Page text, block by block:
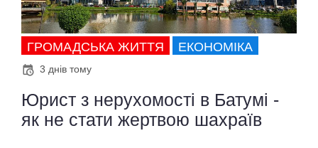
ГРОМАДСЬКА ЖИТТЯ ЕКОНОМІКА
3 днів тому
Юрист з нерухомості в Батумі -
як не стати жертвою шахраїв